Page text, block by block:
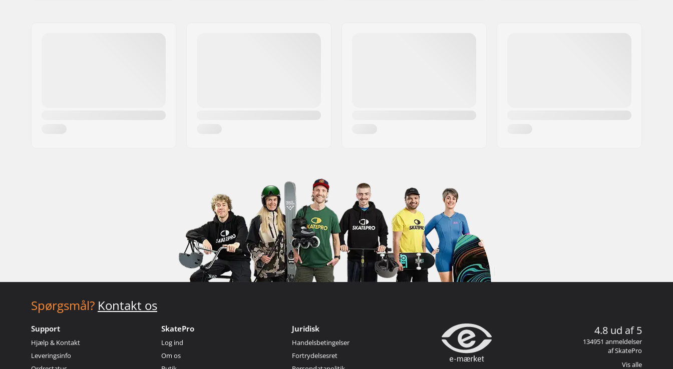
Spørgsmål? Kontakt os
Support
Hjælp & Kontakt
Leveringsinfo
SkatePro
Log ind
Om os
Juridisk
Handelsbetingelser
Fortrydelsesret
4.8 ud af 5
134951 anmeldelser
af SkatePro
Vis alle